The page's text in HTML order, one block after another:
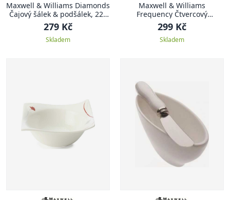
Maxwell & Williams Diamonds
Čajový šálek & podšálek, 220
ml
279 Kč
Skladem
Maxwell & Williams
Frequency Čtvercový
polévkový talíř, 22 x 22 cm
299 Kč
Skladem